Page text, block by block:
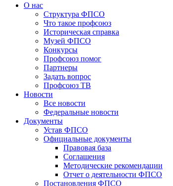
О нас
Структура ФПСО
Что такое профсоюз
Историческая справка
Музей ФПСО
Конкурсы
Профсоюз помог
Партнеры
Задать вопрос
Профсоюз ТВ
Новости
Все новости
Федеральные новости
Документы
Устав ФПСО
Официальные документы
Правовая база
Соглашения
Методические рекомендации
Отчет о деятельности ФПСО
Постановления ФПСО